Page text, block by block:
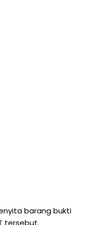
barang bukti